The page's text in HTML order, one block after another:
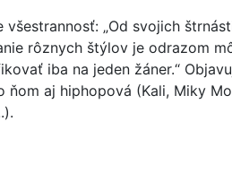
„Od svojich
rôznych štýlov je odrazom
iba na jeden žáner.“
ňom aj hiphopová (Kali, Miky